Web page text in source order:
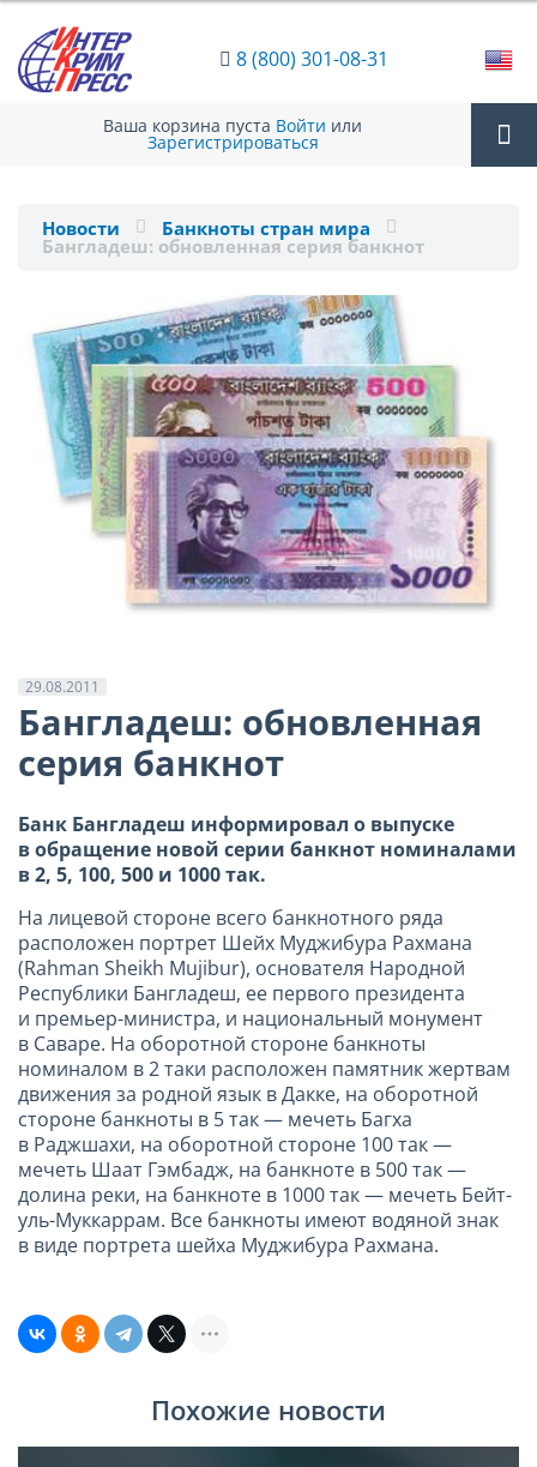
8 (800) 301-08-31
Ваша корзина пуста Войти или
Зарегистрироваться
Новости Банкноты стран мира
Бангладеш: обновленная серия банкнот
29.08.2011
Бангладеш: обновленная
серия банкнот
Банк Бангладеш информировал о выпуске
в обращение новой серии банкнот номиналами
в 2, 5, 100, 500 и 1000 так.
На лицевой стороне всего банкнотного ряда
расположен портрет Шейх Муджибура Рахмана
(Rahman Sheikh Mujibur), основателя Народной
Республики Бангладеш, ее первого президента
и премьер-министра, и национальный монумент
в Саваре. На оборотной стороне банкноты
номиналом в 2 таки расположен памятник жертвам
движения за родной язык в Дакке, на оборотной
стороне банкноты в 5 так — мечеть Багха
в Раджшахи, на оборотной стороне 100 так —
мечеть Шаат Гэмбадж, на банкноте в 500 так —
долина реки, на банкноте в 1000 так — мечеть Бейт-
уль-Муккаррам. Все банкноты имеют водяной знак
в виде портрета шейха Муджибура Рахмана.
Похожие новости